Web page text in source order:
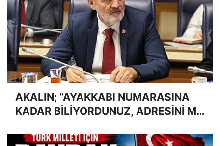
AKALIN; “AYAKKABI NUMARASINA
KADAR BİLİYORDUNUZ, ADRESİNİ Mİ